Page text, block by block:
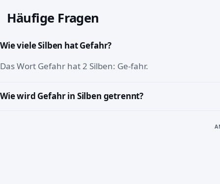
Häufige Fragen
Wie viele Silben hat Gefahr?
Das Wort Gefahr hat 2 Silben: Ge-fahr.
Wie wird Gefahr in Silben getrennt?